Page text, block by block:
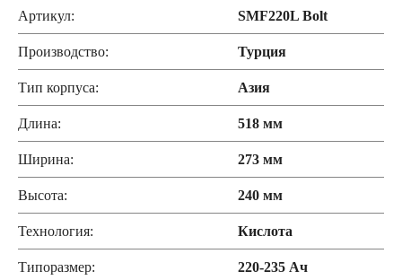
Артикул: SMF220L Bolt
Производство: Турция
Тип корпуса: Азия
Длина: 518 мм
Ширина: 273 мм
Высота: 240 мм
Технология: Кислота
Типоразмер: 220-235 Ач